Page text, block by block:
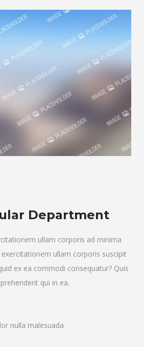
Department
ullam corporis ad minima
ullam corporis suscipit
ex ea commodi consequatur? Quis
qui in ea.
nulla malesuada